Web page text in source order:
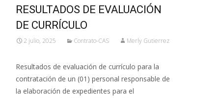
RESULTADOS DE EVALUACIÓN
DE CURRÍCULO
2 julio, 2025 Contrato-CAS Merly Gutierrez
Resultados de evaluación de currículo para la
contratación de un (01) personal responsable de
la elaboración de expedientes para el